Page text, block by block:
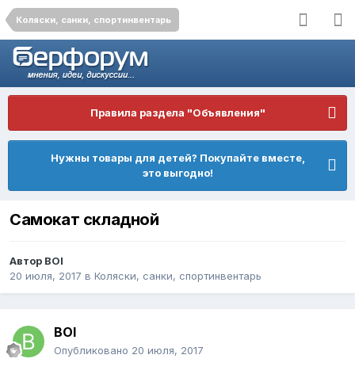
Коляски, санки, спортинвентарь
Правила раздела "Объявления"
Нужны товары для детей? Покупайте вместе,
это выгодно!
Самокат складной
Автор BOI
20 июля, 2017 в Коляски, санки, спортинвентарь
BOI
Опубликовано 20 июля, 2017